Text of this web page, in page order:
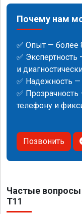
Почему нам
✅ Опыт — более
✅
и
✅ Надежность —
✅
телефону и
Позвонить
Частые вопросы
T11